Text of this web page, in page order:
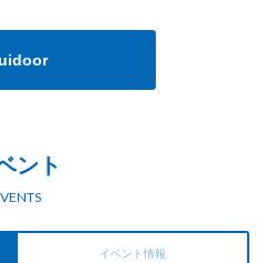
ント
イベント情報